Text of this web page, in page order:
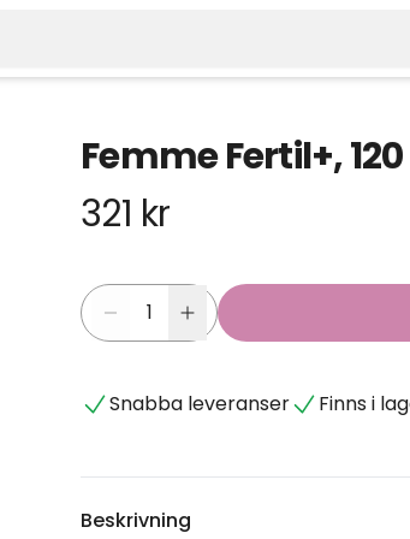
Femme Fertil+,
321 kr
Snabba leveranser Finns i
Beskrivning